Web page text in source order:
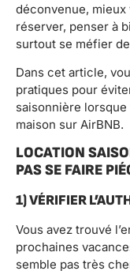
déconvenue, mieux
réserver, penser à
surtout se méfier
Dans cet article,
pratiques pour
saisonnière
maison sur AirBNB.
LOCATION
PAS SE FAIRE
1) VÉRIFIER
Vous avez trouvé
prochaines
semble pas très